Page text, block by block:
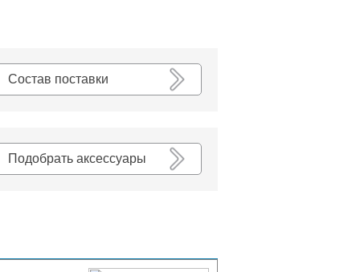
Состав поставки
Подобрать аксессуары